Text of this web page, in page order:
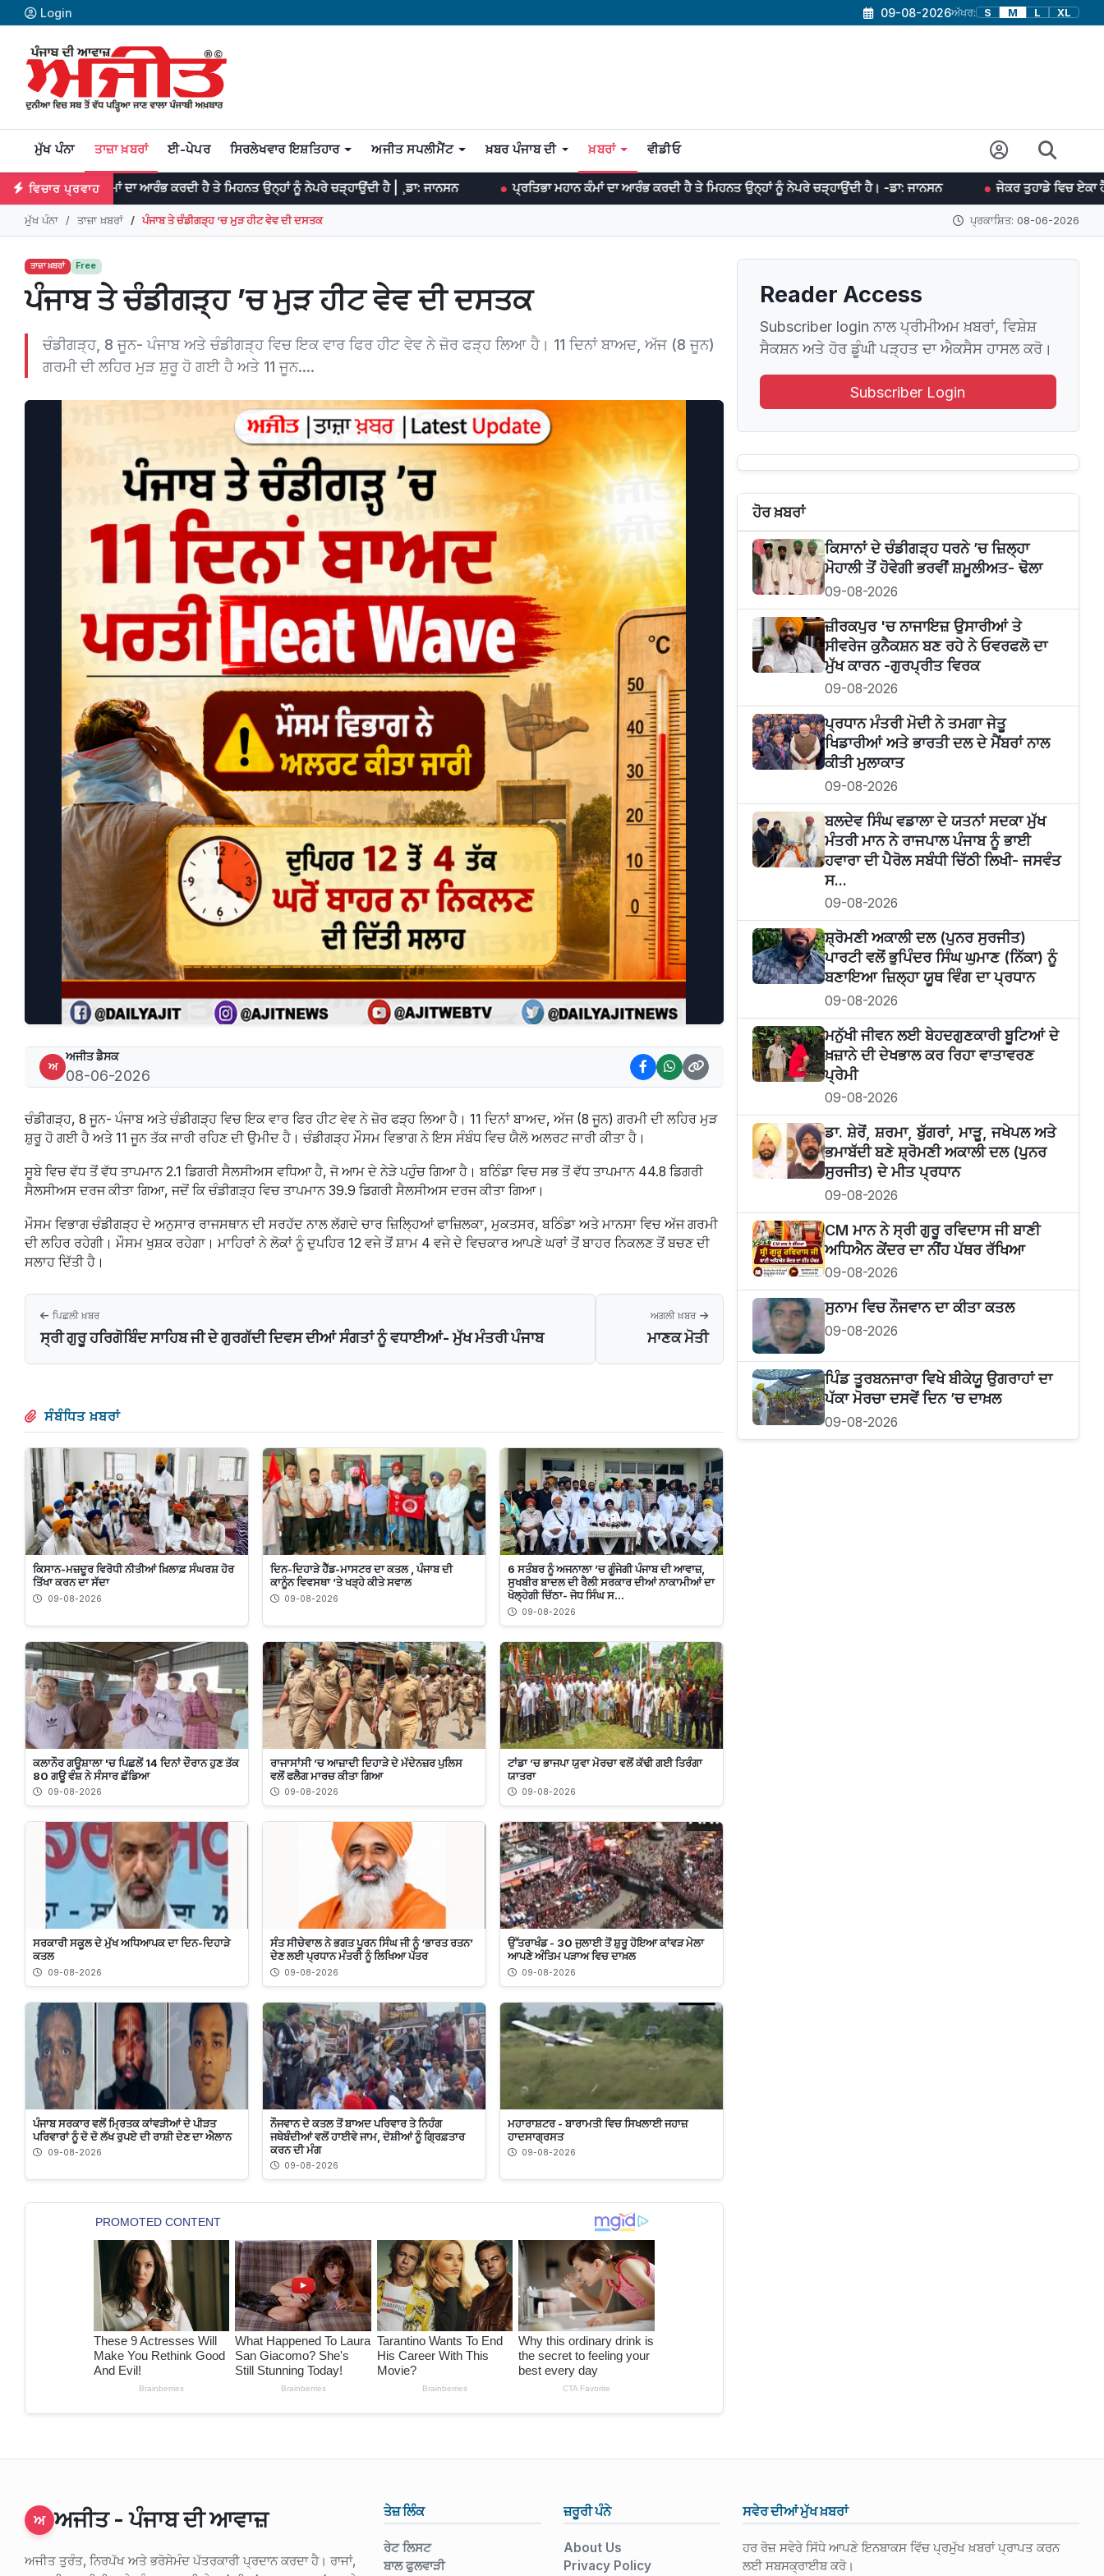
Login 09-08-2026ਅੱਖਰ: S M L XL
ਮੁੱਖ ਪੰਨਾ ਤਾਜ਼ਾ ਖ਼ਬਰਾਂ ਈ-ਪੇਪਰ ਸਿਰਲੇਖਵਾਰ ਇਸ਼ਤਿਹਾਰ ਅਜੀਤ ਸਪਲੀਮੈਂਟ ਖ਼ਬਰ ਪੰਜਾਬ ਦੀ ਖ਼ਬਰਾਂ ਵੀਡੀਓ
ਵਿਚਾਰ ਪ੍ਰਵਾਹ
ਦਾ ਆਰੰਭ ਕਰਦੀ ਹੈ ਤੇ ਮਿਹਨਤ ਉਨ੍ਹਾਂ ਨੂੰ ਨੇਪਰੇ ਚੜ੍ਹਾਉਂਦੀ ਹੈ | ¸ਡਾ: ਜਾਨਸਨ ਪ੍ਰਤਿਭਾ ਮਹਾਨ ਕੰਮਾਂ ਦਾ ਆਰੰਭ ਕਰਦੀ ਹੈ ਤੇ ਮਿਹਨਤ ਉਨ੍ਹਾਂ ਨੂੰ ਨੇਪਰੇ ਚੜ੍ਹਾਉਂਦੀ ਹੈ। -ਡਾ: ਜਾਨਸਨ ਜੇਕਰ ਤੁਹਾਡੇ ਵਿਚ ਏਕਾ ਹੈ ਤਾਂ ਤੁਸੀਂ ਹਰ ਜੰਗ
ਮੁੱਖ ਪੰਨਾ ਤਾਜ਼ਾ ਖ਼ਬਰਾਂ ਪੰਜਾਬ ਤੇ ਚੰਡੀਗੜ੍ਹ ’ਚ ਮੁੜ ਹੀਟ ਵੇਵ ਦੀ ਦਸਤਕ ਪ੍ਰਕਾਸ਼ਿਤ: 08-06-2026
ਤਾਜ਼ਾ ਖ਼ਬਰਾਂ Free
ਪੰਜਾਬ ਤੇ ਚੰਡੀਗੜ੍ਹ ’ਚ ਮੁੜ ਹੀਟ ਵੇਵ ਦੀ ਦਸਤਕ
ਚੰਡੀਗੜ੍ਹ, 8 ਜੂਨ- ਪੰਜਾਬ ਅਤੇ ਚੰਡੀਗੜ੍ਹ ਵਿਚ ਇਕ ਵਾਰ ਫਿਰ ਹੀਟ ਵੇਵ ਨੇ ਜ਼ੋਰ ਫੜ੍ਹ ਲਿਆ ਹੈ। 11 ਦਿਨਾਂ ਬਾਅਦ, ਅੱਜ (8 ਜੂਨ)
ਗਰਮੀ ਦੀ ਲਹਿਰ ਮੁੜ ਸ਼ੁਰੂ ਹੋ ਗਈ ਹੈ ਅਤੇ 11 ਜੂਨ....
ਅ
ਅਜੀਤ ਡੈਸਕ
08-06-2026
ਚੰਡੀਗੜ੍ਹ, 8 ਜੂਨ- ਪੰਜਾਬ ਅਤੇ ਚੰਡੀਗੜ੍ਹ ਵਿਚ ਇਕ ਵਾਰ ਫਿਰ ਹੀਟ ਵੇਵ ਨੇ ਜ਼ੋਰ ਫੜ੍ਹ ਲਿਆ ਹੈ। 11 ਦਿਨਾਂ ਬਾਅਦ, ਅੱਜ (8 ਜੂਨ) ਗਰਮੀ ਦੀ ਲਹਿਰ ਮੁੜ
ਸ਼ੁਰੂ ਹੋ ਗਈ ਹੈ ਅਤੇ 11 ਜੂਨ ਤੱਕ ਜਾਰੀ ਰਹਿਣ ਦੀ ਉਮੀਦ ਹੈ। ਚੰਡੀਗੜ੍ਹ ਮੌਸਮ ਵਿਭਾਗ ਨੇ ਇਸ ਸੰਬੰਧ ਵਿਚ ਯੈਲੋ ਅਲਰਟ ਜਾਰੀ ਕੀਤਾ ਹੈ।
ਸੂਬੇ ਵਿਚ ਵੱਧ ਤੋਂ ਵੱਧ ਤਾਪਮਾਨ 2.1 ਡਿਗਰੀ ਸੈਲਸੀਅਸ ਵਧਿਆ ਹੈ, ਜੋ ਆਮ ਦੇ ਨੇੜੇ ਪਹੁੰਚ ਗਿਆ ਹੈ। ਬਠਿੰਡਾ ਵਿਚ ਸਭ ਤੋਂ ਵੱਧ ਤਾਪਮਾਨ 44.8 ਡਿਗਰੀ
ਸੈਲਸੀਅਸ ਦਰਜ ਕੀਤਾ ਗਿਆ, ਜਦੋਂ ਕਿ ਚੰਡੀਗੜ੍ਹ ਵਿਚ ਤਾਪਮਾਨ 39.9 ਡਿਗਰੀ ਸੈਲਸੀਅਸ ਦਰਜ ਕੀਤਾ ਗਿਆ।
ਮੌਸਮ ਵਿਭਾਗ ਚੰਡੀਗੜ੍ਹ ਦੇ ਅਨੁਸਾਰ ਰਾਜਸਥਾਨ ਦੀ ਸਰਹੱਦ ਨਾਲ ਲੱਗਦੇ ਚਾਰ ਜ਼ਿਲ੍ਹਿਆਂ ਫਾਜ਼ਿਲਕਾ, ਮੁਕਤਸਰ, ਬਠਿੰਡਾ ਅਤੇ ਮਾਨਸਾ ਵਿਚ ਅੱਜ ਗਰਮੀ
ਦੀ ਲਹਿਰ ਰਹੇਗੀ। ਮੌਸਮ ਖੁਸ਼ਕ ਰਹੇਗਾ। ਮਾਹਿਰਾਂ ਨੇ ਲੋਕਾਂ ਨੂੰ ਦੁਪਹਿਰ 12 ਵਜੇ ਤੋਂ ਸ਼ਾਮ 4 ਵਜੇ ਦੇ ਵਿਚਕਾਰ ਆਪਣੇ ਘਰਾਂ ਤੋਂ ਬਾਹਰ ਨਿਕਲਣ ਤੋਂ ਬਚਣ ਦੀ
ਸਲਾਹ ਦਿੱਤੀ ਹੈ।
ਪਿਛਲੀ ਖ਼ਬਰ
ਸ੍ਰੀ ਗੁਰੂ ਹਰਿਗੋਬਿੰਦ ਸਾਹਿਬ ਜੀ ਦੇ ਗੁਰਗੱਦੀ ਦਿਵਸ ਦੀਆਂ ਸੰਗਤਾਂ ਨੂੰ ਵਧਾਈਆਂ- ਮੁੱਖ ਮੰਤਰੀ ਪੰਜਾਬ
ਅਗਲੀ ਖ਼ਬਰ
ਮਾਣਕ ਮੋਤੀ
ਸੰਬੰਧਿਤ ਖ਼ਬਰਾਂ
ਕਿਸਾਨ-ਮਜ਼ਦੂਰ ਵਿਰੋਧੀ ਨੀਤੀਆਂ ਖ਼ਿਲਾਫ਼ ਸੰਘਰਸ਼ ਹੋਰ
ਤਿੱਖਾ ਕਰਨ ਦਾ ਸੱਦਾ
09-08-2026
ਦਿਨ-ਦਿਹਾੜੇ ਹੈੱਡ-ਮਾਸਟਰ ਦਾ ਕਤਲ , ਪੰਜਾਬ ਦੀ
ਕਾਨੂੰਨ ਵਿਵਸਥਾ ’ਤੇ ਖੜ੍ਹੇ ਕੀਤੇ ਸਵਾਲ
09-08-2026
6 ਸਤੰਬਰ ਨੂੰ ਅਜਨਾਲਾ ’ਚ ਗੂੰਜੇਗੀ ਪੰਜਾਬ ਦੀ ਆਵਾਜ਼,
ਸੁਖਬੀਰ ਬਾਦਲ ਦੀ ਰੈਲੀ ਸਰਕਾਰ ਦੀਆਂ ਨਾਕਾਮੀਆਂ ਦਾ
ਖੋਲ੍ਹੇਗੀ ਚਿੱਠਾ- ਜੋਧ ਸਿੰਘ ਸ...
09-08-2026
ਕਲਾਨੌਰ ਗਊਸ਼ਾਲਾ 'ਚ ਪਿਛਲੇਂ 14 ਦਿਨਾਂ ਦੌਰਾਨ ਹੁਣ ਤੱਕ
80 ਗਊ ਵੰਸ਼ ਨੇ ਸੰਸਾਰ ਛੱਡਿਆ
09-08-2026
ਰਾਜਾਸਾਂਸੀ ’ਚ ਆਜ਼ਾਦੀ ਦਿਹਾੜੇ ਦੇ ਮੱਦੇਨਜ਼ਰ ਪੁਲਿਸ
ਵਲੋਂ ਫਲੈਗ ਮਾਰਚ ਕੀਤਾ ਗਿਆ
09-08-2026
ਟਾਂਡਾ ’ਚ ਭਾਜਪਾ ਯੁਵਾ ਮੋਰਚਾ ਵਲੋਂ ਕੱਢੀ ਗਈ ਤਿਰੰਗਾ
ਯਾਤਰਾ
09-08-2026
ਸਰਕਾਰੀ ਸਕੂਲ ਦੇ ਮੁੱਖ ਅਧਿਆਪਕ ਦਾ ਦਿਨ-ਦਿਹਾੜੇ
ਕਤਲ
09-08-2026
ਸੰਤ ਸੀਚੇਵਾਲ ਨੇ ਭਗਤ ਪੂਰਨ ਸਿੰਘ ਜੀ ਨੂੰ ‘ਭਾਰਤ ਰਤਨ’
ਦੇਣ ਲਈ ਪ੍ਰਧਾਨ ਮੰਤਰੀ ਨੂੰ ਲਿਖਿਆ ਪੱਤਰ
09-08-2026
ਉੱਤਰਾਖੰਡ - 30 ਜੁਲਾਈ ਤੋਂ ਸ਼ੁਰੂ ਹੋਇਆ ਕਾਂਵੜ ਮੇਲਾ
ਆਪਣੇ ਅੰਤਿਮ ਪੜਾਅ ਵਿਚ ਦਾਖ਼ਲ
09-08-2026
ਪੰਜਾਬ ਸਰਕਾਰ ਵਲੋਂ ਮ੍ਰਿਤਕ ਕਾਂਵੜੀਆਂ ਦੇ ਪੀੜਤ
ਪਰਿਵਾਰਾਂ ਨੂੰ ਦੋ ਦੋ ਲੱਖ ਰੁਪਏ ਦੀ ਰਾਸ਼ੀ ਦੇਣ ਦਾ ਐਲਾਨ
09-08-2026
ਨੌਜਵਾਨ ਦੇ ਕਤਲ ਤੋਂ ਬਾਅਦ ਪਰਿਵਾਰ ਤੇ ਨਿਹੰਗ
ਜਥੇਬੰਦੀਆਂ ਵਲੋਂ ਹਾਈਵੇ ਜਾਮ, ਦੋਸ਼ੀਆਂ ਨੂੰ ਗ੍ਰਿਫ਼ਤਾਰ
ਕਰਨ ਦੀ ਮੰਗ
09-08-2026
ਮਹਾਰਾਸ਼ਟਰ - ਬਾਰਾਮਤੀ ਵਿਚ ਸਿਖਲਾਈ ਜਹਾਜ਼
ਹਾਦਸਾਗ੍ਰਸਤ
09-08-2026
Reader Access
Subscriber login ਨਾਲ ਪ੍ਰੀਮੀਅਮ ਖ਼ਬਰਾਂ, ਵਿਸ਼ੇਸ਼
ਸੈਕਸ਼ਨ ਅਤੇ ਹੋਰ ਡੂੰਘੀ ਪੜ੍ਹਤ ਦਾ ਐਕਸੈਸ ਹਾਸਲ ਕਰੋ।
Subscriber Login
ਹੋਰ ਖ਼ਬਰਾਂ
ਕਿਸਾਨਾਂ ਦੇ ਚੰਡੀਗੜ੍ਹ ਧਰਨੇ ’ਚ ਜ਼ਿਲ੍ਹਾ
ਮੋਹਾਲੀ ਤੋਂ ਹੋਵੇਗੀ ਭਰਵੀਂ ਸ਼ਮੂਲੀਅਤ- ਢੋਲਾ
09-08-2026
ਜ਼ੀਰਕਪੁਰ 'ਚ ਨਾਜਾਇਜ਼ ਉਸਾਰੀਆਂ ਤੇ
ਸੀਵਰੇਜ ਕੁਨੈਕਸ਼ਨ ਬਣ ਰਹੇ ਨੇ ਓਵਰਫਲੋ ਦਾ
ਮੁੱਖ ਕਾਰਨ -ਗੁਰਪ੍ਰੀਤ ਵਿਰਕ
09-08-2026
ਪ੍ਰਧਾਨ ਮੰਤਰੀ ਮੋਦੀ ਨੇ ਤਮਗਾ ਜੇਤੂ
ਖਿਡਾਰੀਆਂ ਅਤੇ ਭਾਰਤੀ ਦਲ ਦੇ ਮੈਂਬਰਾਂ ਨਾਲ
ਕੀਤੀ ਮੁਲਾਕਾਤ
09-08-2026
ਬਲਦੇਵ ਸਿੰਘ ਵਡਾਲਾ ਦੇ ਯਤਨਾਂ ਸਦਕਾ ਮੁੱਖ
ਮੰਤਰੀ ਮਾਨ ਨੇ ਰਾਜਪਾਲ ਪੰਜਾਬ ਨੂੰ ਭਾਈ
ਹਵਾਰਾ ਦੀ ਪੈਰੋਲ ਸਬੰਧੀ ਚਿੱਠੀ ਲਿਖੀ- ਜਸਵੰਤ
ਸ...
09-08-2026
ਸ਼੍ਰੋਮਣੀ ਅਕਾਲੀ ਦਲ (ਪੁਨਰ ਸੁਰਜੀਤ)
ਪਾਰਟੀ ਵਲੋਂ ਭੁਪਿੰਦਰ ਸਿੰਘ ਘੁਮਾਣ (ਨਿੱਕਾ) ਨੂੰ
ਬਣਾਇਆ ਜ਼ਿਲ੍ਹਾ ਯੂਥ ਵਿੰਗ ਦਾ ਪ੍ਰਧਾਨ
09-08-2026
ਮਨੁੱਖੀ ਜੀਵਨ ਲਈ ਬੇਹਦਗੁਣਕਾਰੀ ਬੂਟਿਆਂ ਦੇ
ਖ਼ਜ਼ਾਨੇ ਦੀ ਦੇਖਭਾਲ ਕਰ ਰਿਹਾ ਵਾਤਾਵਰਣ
ਪ੍ਰੇਮੀ
09-08-2026
ਡਾ. ਸ਼ੇਰੋਂ, ਸ਼ਰਮਾ, ਬੁੱਗਰਾਂ, ਮਾੜੂ, ਜਖੇਪਲ ਅਤੇ
ਭਮਾਬੱਦੀ ਬਣੇ ਸ਼੍ਰੋਮਣੀ ਅਕਾਲੀ ਦਲ (ਪੁਨਰ
ਸੁਰਜੀਤ) ਦੇ ਮੀਤ ਪ੍ਰਧਾਨ
09-08-2026
CM ਮਾਨ ਨੇ ਸ੍ਰੀ ਗੁਰੂ ਰਵਿਦਾਸ ਜੀ ਬਾਣੀ
ਅਧਿਐਨ ਕੇਂਦਰ ਦਾ ਨੀਂਹ ਪੱਥਰ ਰੱਖਿਆ
09-08-2026
ਸੁਨਾਮ ਵਿਚ ਨੌਜਵਾਨ ਦਾ ਕੀਤਾ ਕਤਲ
09-08-2026
ਪਿੰਡ ਤੂਰਬਨਜਾਰਾ ਵਿਖੇ ਬੀਕੇਯੂ ਉਗਰਾਹਾਂ ਦਾ
ਪੱਕਾ ਮੋਰਚਾ ਦਸਵੇਂ ਦਿਨ ’ਚ ਦਾਖ਼ਲ
09-08-2026
ਅ ਅਜੀਤ - ਪੰਜਾਬ ਦੀ ਆਵਾਜ਼
ਅਜੀਤ ਤੁਰੰਤ, ਨਿਰਪੱਖ ਅਤੇ ਭਰੋਸੇਮੰਦ ਪੱਤਰਕਾਰੀ ਪ੍ਰਦਾਨ ਕਰਦਾ ਹੈ। ਰਾਜਾਂ,
ਤੇਜ਼ ਲਿੰਕ
ਰੇਟ ਲਿਸਟ
ਬਾਲ ਫੁਲਵਾੜੀ
ਜ਼ਰੂਰੀ ਪੰਨੇ
About Us
Privacy Policy
ਸਵੇਰ ਦੀਆਂ ਮੁੱਖ ਖ਼ਬਰਾਂ
ਹਰ ਰੋਜ਼ ਸਵੇਰੇ ਸਿੱਧੇ ਆਪਣੇ ਇਨਬਾਕਸ ਵਿੱਚ ਪ੍ਰਮੁੱਖ ਖ਼ਬਰਾਂ ਪ੍ਰਾਪਤ ਕਰਨ
ਲਈ ਸਬਸਕ੍ਰਾਈਬ ਕਰੋ।